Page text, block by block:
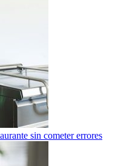
sin cometer errores